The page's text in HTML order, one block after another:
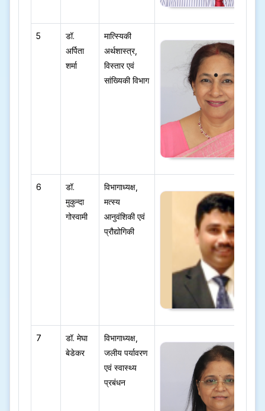
5
डॉ.
अर्पिता
शर्मा
मात्स्यिकी
अर्थशास्त्र,
विस्तार एवं
सांख्यिकी विभाग
6
डॉ.
मुकुन्दा
गोस्वामी
विभागाध्यक्ष,
मत्स्य
आनुवंशिकी एवं
प्रौद्योगिकी
7
डॉ. मेघा
बेडेकर
विभागाध्यक्ष,
जलीय पर्यावरण
एवं स्वास्थ्य
प्रबंधन